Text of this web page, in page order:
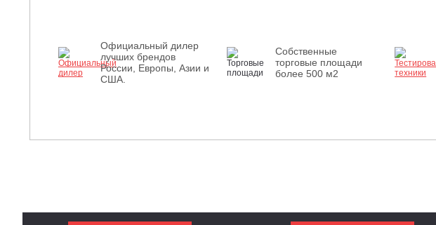
Официальный дилер
лучших брендов
России, Европы, Азии и
США.
Собственные
торговые площади
более 500 м2